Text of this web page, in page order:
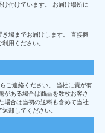
付けています。 お届け場所に
場までお届けします。 直接搬
用ください。
ご連絡ください。 当社に責が有
がある場合は商品を数枚お客さ
場合は当初の送料も含めて当社
却してください。